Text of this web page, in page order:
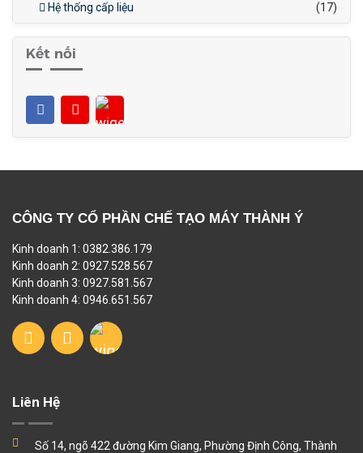
Hệ thống cấp liệu (17)
Kết nối
CÔNG TY CỔ PHẦN CHẾ TẠO MÁY THÀNH Ý
Kinh doanh 1: 0382.386.179
Kinh doanh 2: 0927.528.567
Kinh doanh 3: 0927.581.567
Kinh doanh 4: 0946.651.567
Liên Hệ
Số 14, ngõ 422 đường Kim Giang, Phường Định Công, Thành